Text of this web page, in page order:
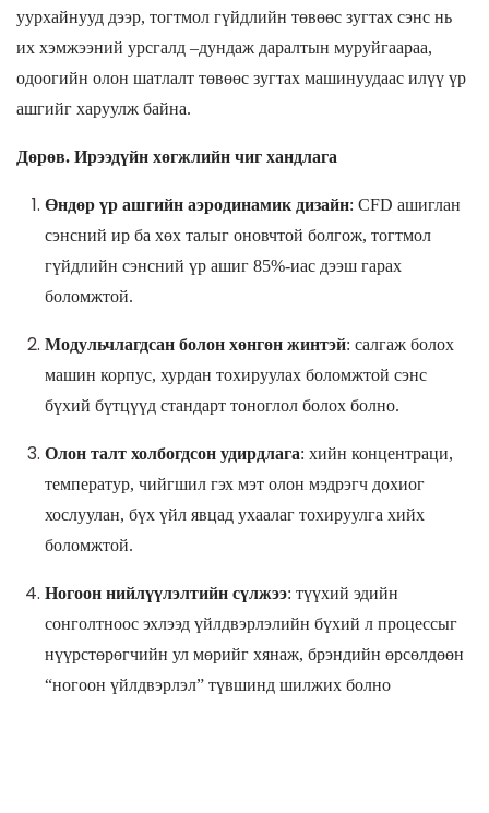
уурхайнууд дээр, тогтмол гүйдлийн төвөөс зугтах сэнс нь
их хэмжээний урсгалд –дундаж даралтын муруйгаараа,
одоогийн олон шатлалт төвөөс зугтах машинуудаас илүү үр
ашгийг харуулж байна.
Дөрөв. Ирээдүйн хөгжлийн чиг хандлага
Өндөр үр ашгийн аэродинамик дизайн: CFD ашиглан
сэнсний ир ба хөх талыг оновчтой болгож, тогтмол
гүйдлийн сэнсний үр ашиг 85%-иас дээш гарах
боломжтой.
Модульчлагдсан болон хөнгөн жинтэй: салгаж болох
машин корпус, хурдан тохируулах боломжтой сэнс
бүхий бүтцүүд стандарт тоноглол болох болно.
Олон талт холбогдсон удирдлага: хийн концентраци,
температур, чийгшил гэх мэт олон мэдрэгч дохиог
хослуулан, бүх үйл явцад ухаалаг тохируулга хийх
боломжтой.
Ногоон нийлүүлэлтийн сүлжээ: түүхий эдийн
сонголтноос эхлээд үйлдвэрлэлийн бүхий л процессыг
нүүрстөрөгчийн ул мөрийг хянаж, брэндийн өрсөлдөөн
“ногоон үйлдвэрлэл”түвшинд шилжих болно